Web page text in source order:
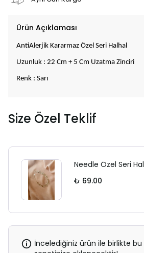
Ürün Açıklaması
AntiAlerjik Kararmaz Özel Seri Halhal
Uzunluk : 22 Cm + 5 Cm Uzatma Zinciri
Renk : Sarı
Size Özel Teklif
Needle Özel Seri
₺ 69.00
İncelediğiniz ürün ile birlikte